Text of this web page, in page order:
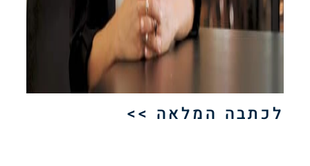
לכתבה המלאה >>